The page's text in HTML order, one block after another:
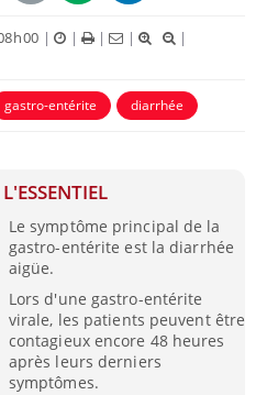
| | | |
|
gastro-entérite diarrhée
L'ESSENTIEL
Le symptôme principal de la
gastro-entérite est la diarrhée
aigüe.
Lors d'une gastro-entérite
virale, les patients peuvent être
contagieux encore 48 heures
après leurs derniers
symptômes.